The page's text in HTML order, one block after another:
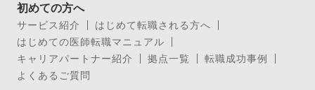
初めての方へ
サービス紹介
はじめて転職される方へ
はじめての医師転職マニュアル
キャリアパートナー紹介
拠点一覧
転職成功事例
よくあるご質問